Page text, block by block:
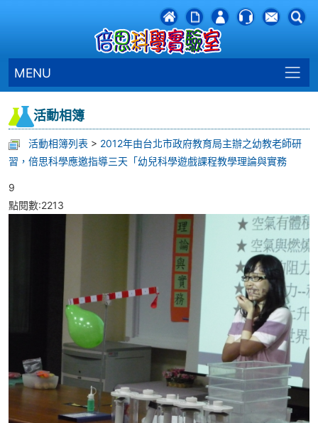
MENU
活動相簿
活動相簿列表 > 2012年由台北市政府教育局主辦之幼教老師研
習，倍思科學應邀指導三天「幼兒科學遊戲課程教學理論與實務
9
點閱數:2213